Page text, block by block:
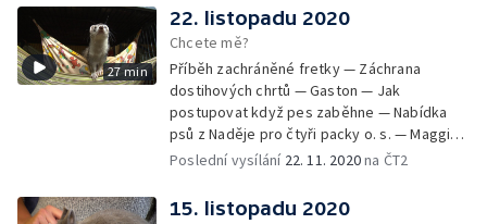
27 min
22. listopadu 2020
Chcete mě?
Příběh zachráněné fretky — Záchrana
dostihových chrtů — Gaston — Jak
postupovat když pes zaběhne — Nabídka
psů z Naděje pro čtyři packy o. s. — Maggie -
aktivní stáří v kočárku
Poslední vysílání 22. 11. 2020na ČT2
15. listopadu 2020